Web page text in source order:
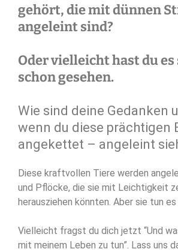
gehört, die mit dünnen
angeleint sind?
Oder vielleicht hast du es
schon gesehen.
Wie sind deine Gedanken
wenn du diese prächtigen
angekettet – angeleint
Diese kraftvollen Tiere werden
und Pflöcke, die sie mit Leichtigkeit
herausziehen könnten. Aber sie tun
Vielleicht fragst du dich jetzt “Und
mit meinem Leben zu tun”. Lass uns